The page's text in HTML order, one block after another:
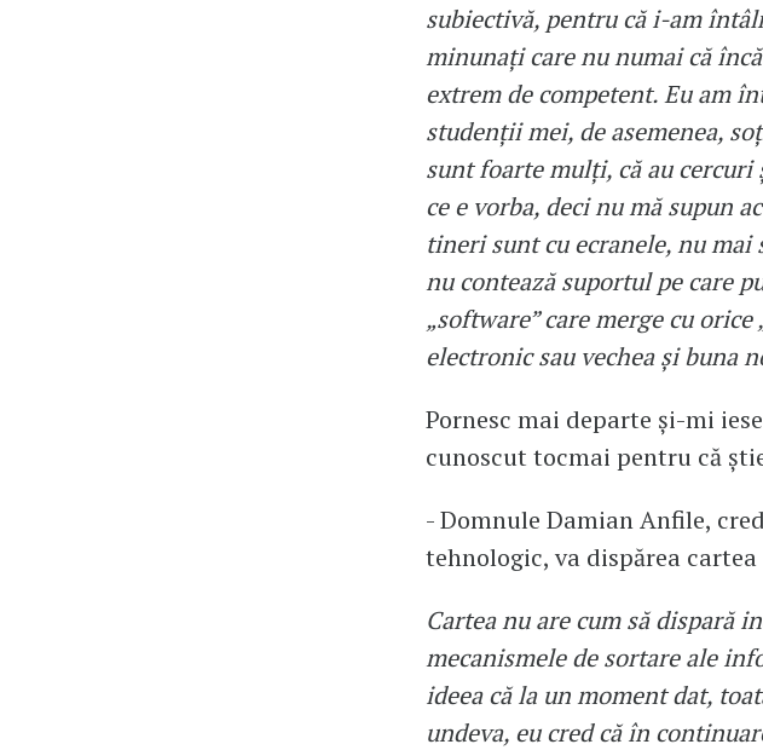
subiectivă, pentru că i-am
minunați care nu numai că
extrem de competent. Eu am
studenții mei, de asemenea,
sunt foarte mulți, că au
ce e vorba, deci nu mă supun
tineri sunt cu ecranele, nu mai
nu contează suportul pe care
„software” care merge cu
electronic sau vechea și buna
Pornesc mai departe și-mi
cunoscut tocmai pentru că
- Domnule Damian Anfile,
tehnologic, va dispărea cartea
Cartea nu are cum să dispară
mecanismele de sortare ale
ideea că la un moment dat,
undeva, eu cred că în